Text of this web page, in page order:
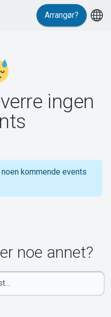
Arrangør?
ingen
kommende events
noe annet?